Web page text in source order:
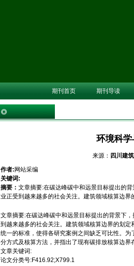
期刊首页 期刊导读
环境科
来源： 四川建筑
作者: 网站采编
关键词:
摘要： 文章摘要:在碳达峰碳中和远景目标提出的
业正受到越来越多的社会关注。建筑领域核算边界
文章摘要:在碳达峰碳中和远景目标提出的背景下
到越来越多的社会关注。建筑领域核算边界的划
统一的标准，使得各研究案例之间缺乏可比性。
分方式及核算方法，并指出了现有碳排放核算边界
文章关键词:
论文分类号:F416.92;X799.1